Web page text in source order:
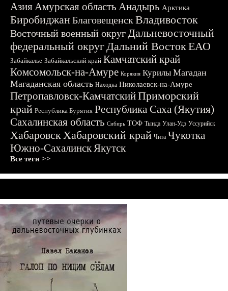
АзияАмурская область Анадырь Арктика
БиробиджанБлаговещенскВладивосток
Восточный военный округДальневосточный
федеральный округДальний ВостокЕАО
Забайкалье Забайкальский край Камчатский край
Комсомольск-на-Амуре Корякия Курилы Магадан
Магаданская область Находка Николаевск-на-Амуре
Петропавловск-КамчатскийПриморский
край Республика Бурятия Республика Саха (Якутия)
Сахалинская область Сибирь ТОФ Тында Улан-Удэ Уссурийск
ХабаровскХабаровский край Чита Чукотка
Южно-СахалинскЯкутск
Все теги >>